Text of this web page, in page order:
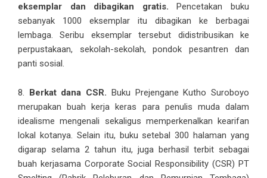
eksemplar dan dibagikan gratis.Pencetakan buku
sebanyak 1000 eksemplar itu dibagikan ke berbagai
lembaga. Seribu eksemplar tersebut didistribusikan ke
perpustakaan, sekolah-sekolah, pondok pesantren dan
panti sosial.
8. Berkat dana CSR. Buku Prejengane Kutho Suroboyo
merupakan buah kerja keras para penulis muda dalam
idealisme mengenali sekaligus memperkenalkan kearifan
lokal kotanya. Selain itu, buku setebal 300 halaman yang
digarap selama 2 tahun itu, juga berhasil terbit sebagai
buah kerjasama Corporate Social Responsibility (CSR) PT